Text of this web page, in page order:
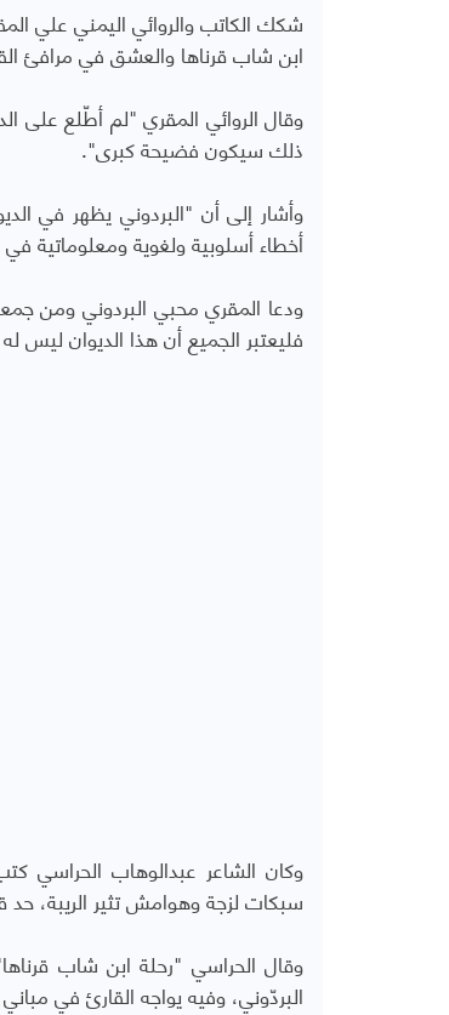
شكك الكاتب والروائي اليمني علي
ابن شاب قرناها والعشق في مرافئ
وقال الروائي المقري "لم أطّلع على
ذلك سيكون فضيحة كبرى".
وأشار إلى أن "البردوني يظهر في
أخطاء أسلوبية ولغوية ومعلوماتية
ودعا المقري محبي البردوني ومن
فليعتبر الجميع أن هذا الديوان ليس
وكان الشاعر عبدالوهاب الحراسي
سبكات لزجة وهوامش تثير الريبة، حد
وقال الحراسي "رحلة ابن شاب
البردّوني، وفيه يواجه القارئ في